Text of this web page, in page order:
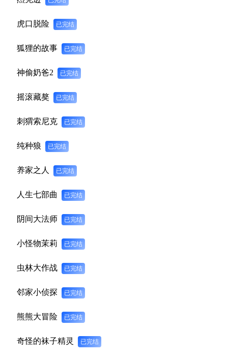
虎口脱险 已完结
狐狸的故事 已完结
神偷奶爸2 已完结
摇滚藏獒 已完结
刺猬索尼克 已完结
纯种狼 已完结
养家之人 已完结
人生七部曲 已完结
阴间大法师 已完结
小怪物茉莉 已完结
虫林大作战 已完结
邻家小侦探 已完结
熊熊大冒险 已完结
奇怪的袜子精灵 已完结